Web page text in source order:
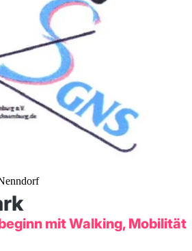
mit Walking, Mobilität